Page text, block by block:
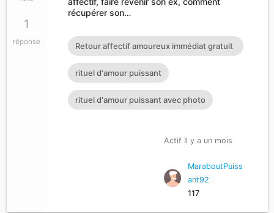
1
réponse
récupérer son…
Retour affectif amoureux immédiat gratuit
Rituel retour affectif
rituel d'amour puissant
rituel d'amour puissant avec photo
Actif Il y a un mois
MaraboutPuiss
ant92
117